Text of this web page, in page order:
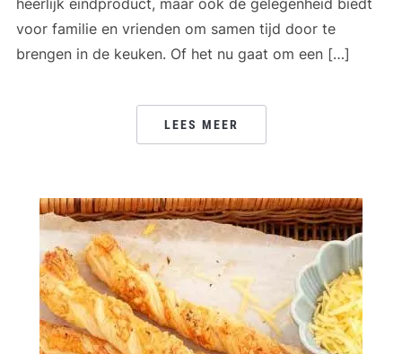
heerlijk eindproduct, maar ook de gelegenheid biedt
voor familie en vrienden om samen tijd door te
brengen in de keuken. Of het nu gaat om een […]
LEES MEER